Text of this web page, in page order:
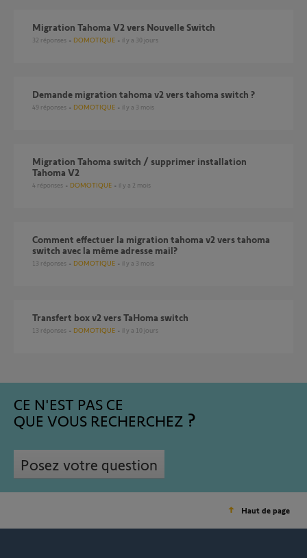
Migration Tahoma V2 vers Nouvelle Switch
32 réponses DOMOTIQUE il y a 30 jours
demande migration tahoma v2 vers tahoma switch ?
49 réponses DOMOTIQUE il y a 3 mois
Migration Tahoma switch / supprimer installation
Tahoma V2
4 réponses DOMOTIQUE il y a 2 mois
Comment effectuer la migration tahoma v2 vers tahoma
switch avec la même adresse mail?
13 réponses DOMOTIQUE il y a 3 mois
Transfert box v2 vers TaHoma switch
13 réponses DOMOTIQUE il y a 10 jours
CE N'EST PAS CE
QUE VOUS RECHERCHEZ
Posez votre question
Haut de page